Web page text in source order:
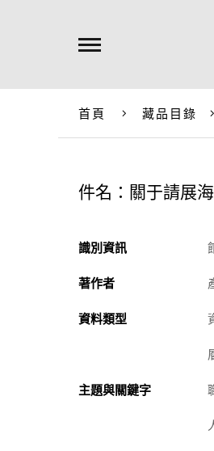
首頁 藏品目錄
件名：關于請展
識別資訊
著作者
資料類型
主題與關鍵字